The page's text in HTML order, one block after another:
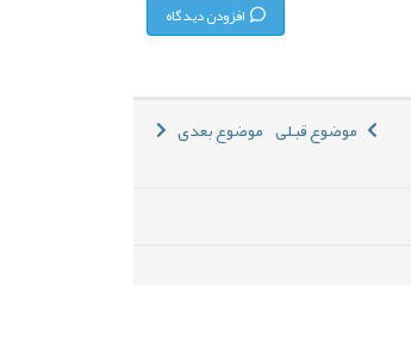
افزودن دیدگاه
موضوع قبلی موضوع بعدی